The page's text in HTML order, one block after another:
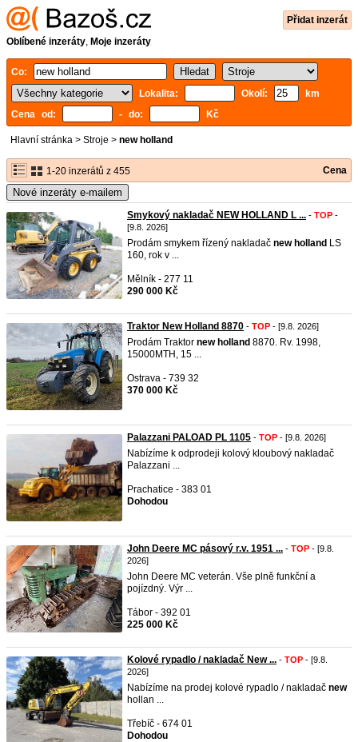
Přidat inzerát
Oblíbené inzeráty, Moje inzeráty
Co:
Lokalita:
Okolí:
km
Cena od:
- do: Kč
Hlavní stránka > Stroje > new holland
1-20 inzerátů z 455 Cena
Nové inzeráty e-mailem
Smykový nakladač NEW HOLLAND L ... - TOP -
[9.8. 2026]
Prodám smykem řízený nakladač new holland LS
160, rok v ...
Mělník - 277 11
290 000 Kč
Traktor New Holland 8870 - TOP - [9.8. 2026]
Prodám Traktor new holland 8870. Rv. 1998,
15000MTH, 15 ...
Ostrava - 739 32
370 000 Kč
Palazzani PALOAD PL 1105 - TOP - [9.8. 2026]
Nabízíme k odprodeji kolový kloubový nakladač
Palazzani ...
Prachatice - 383 01
Dohodou
John Deere MC pásový r.v. 1951 ... - TOP - [9.8.
2026]
John Deere MC veterán. Vše plně funkční a
pojízdný. Výr ...
Tábor - 392 01
225 000 Kč
Kolové rypadlo / nakladač New ... - TOP - [9.8.
2026]
Nabízíme na prodej kolové rypadlo / nakladač new
hollan ...
Třebíč - 674 01
Dohodou